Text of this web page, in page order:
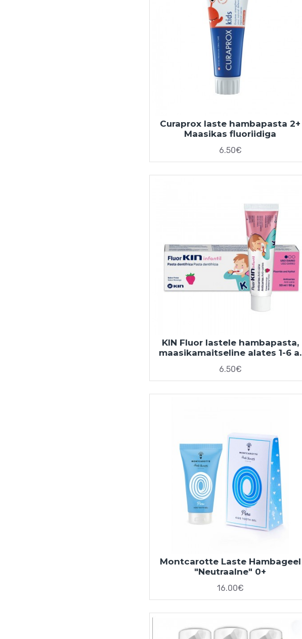
Curaprox laste hambapasta 2+
Maasikas fluoriidiga
6.50€
KIN Fluor lastele hambapasta,
maasikamaitseline alates 1-6 a.
6.50€
Montcarotte Laste Hambageel
"Neutraalne" 0+
16.00€